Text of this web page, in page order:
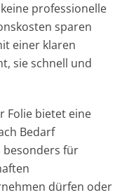
professionelle
sparen
einer klaren
sie schnell und
Folie bietet eine
Bedarf
besonders für
dürfen oder